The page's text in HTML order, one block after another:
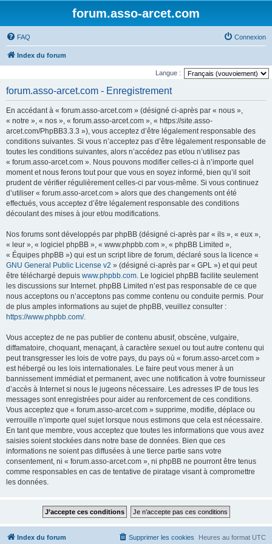
forum.asso-arcet.com
FAQ Connexion
Index du forum
Langue :
forum.asso-arcet.com - Enregistrement
En accédant à « forum.asso-arcet.com » (désigné ci-après par « nous »,
« notre », « nos », « forum.asso-arcet.com », « https://site.asso-
arcet.com/PhpBB3.3.3 »), vous acceptez d’être légalement responsable des
conditions suivantes. Si vous n’acceptez pas d’être légalement responsable de
toutes les conditions suivantes, alors n’accédez pas et/ou n’utilisez pas
« forum.asso-arcet.com ». Nous pouvons modifier celles-ci à n’importe quel
moment et nous ferons tout pour que vous en soyez informé, bien qu’il soit
prudent de vérifier régulièrement celles-ci par vous-même. Si vous continuez
d’utiliser « forum.asso-arcet.com » alors que des changements ont été
effectués, vous acceptez d’être légalement responsable des conditions
découlant des mises à jour et/ou modifications.
Nos forums sont développés par phpBB (désigné ci-après par « ils », « eux »,
« leur », « logiciel phpBB », « www.phpbb.com », « phpBB Limited »,
« Équipes phpBB ») qui est un script libre de forum, déclaré sous la licence «
GNU General Public License v2 » (désigné ci-après par « GPL ») et qui peut
être téléchargé depuis www.phpbb.com. Le logiciel phpBB facilite seulement
les discussions sur Internet. phpBB Limited n’est pas responsable de ce que
nous acceptons ou n’acceptons pas comme contenu ou conduite permis. Pour
de plus amples informations au sujet de phpBB, veuillez consulter :
https://www.phpbb.com/.
Vous acceptez de ne pas publier de contenu abusif, obscène, vulgaire,
diffamatoire, choquant, menaçant, à caractère sexuel ou tout autre contenu qui
peut transgresser les lois de votre pays, du pays où « forum.asso-arcet.com »
est hébergé ou les lois internationales. Le faire peut vous mener à un
bannissement immédiat et permanent, avec une notification à votre fournisseur
d’accès à Internet si nous le jugeons nécessaire. Les adresses IP de tous les
messages sont enregistrées pour aider au renforcement de ces conditions.
Vous acceptez que « forum.asso-arcet.com » supprime, modifie, déplace ou
verrouille n’importe quel sujet lorsque nous estimons que cela est nécessaire.
En tant que membre, vous acceptez que toutes les informations que vous avez
saisies soient stockées dans notre base de données. Bien que ces
informations ne soient pas diffusées à une tierce partie sans votre
consentement, ni « forum.asso-arcet.com », ni phpBB ne pourront être tenus
comme responsables en cas de tentative de piratage visant à compromettre
les données.
Index du forum Heures au format UTC
Supprimer les cookies